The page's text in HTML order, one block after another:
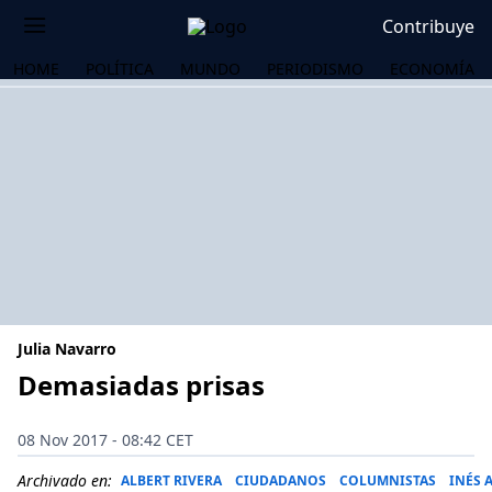
Contribuye
HOME POLÍTICA MUNDO PERIODISMO ECONOMÍA
Julia Navarro
Demasiadas prisas
08 Nov 2017 - 08:42 CET
Archivado en: ALBERT RIVERA CIUDADANOS COLUMNISTAS INÉS